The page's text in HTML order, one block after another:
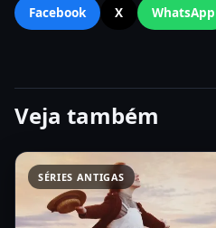
Facebook
X WhatsApp
Veja também
SÉRIES ANTIGAS